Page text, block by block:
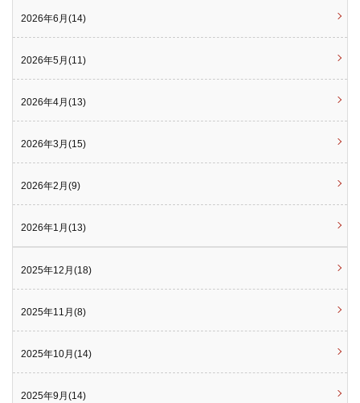
2026年6月(14)
2026年5月(11)
2026年4月(13)
2026年3月(15)
2026年2月(9)
2026年1月(13)
2025年12月(18)
2025年11月(8)
2025年10月(14)
2025年9月(14)